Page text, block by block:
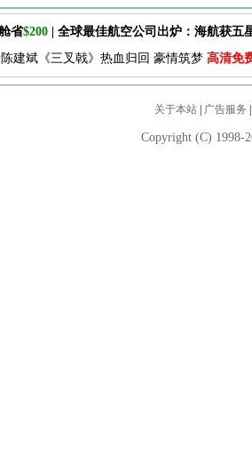
省$200 | 全球最佳航空公司出炉：海航获五
建斌《三叉戟》热血归回 豪情筑梦 高清免
关于本站| 广告服务
Copyright (C) 1998-